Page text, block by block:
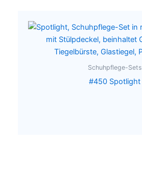
Schuhpflege-Sets
#450 Spotlight